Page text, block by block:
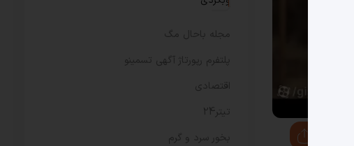
مجله باحال مگ
پلتفرم رپورتاژ آگهی تسمینو
اقتصادی
تیتر24
بخور سرد و گرم